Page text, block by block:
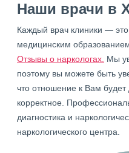
Наши врачи в
Каждый врач клиники —
медицинским
Отзывы о наркологах. Мы
поэтому вы можете быть
что отношение к Вам
корректное.
диагностика и
наркологического центра.